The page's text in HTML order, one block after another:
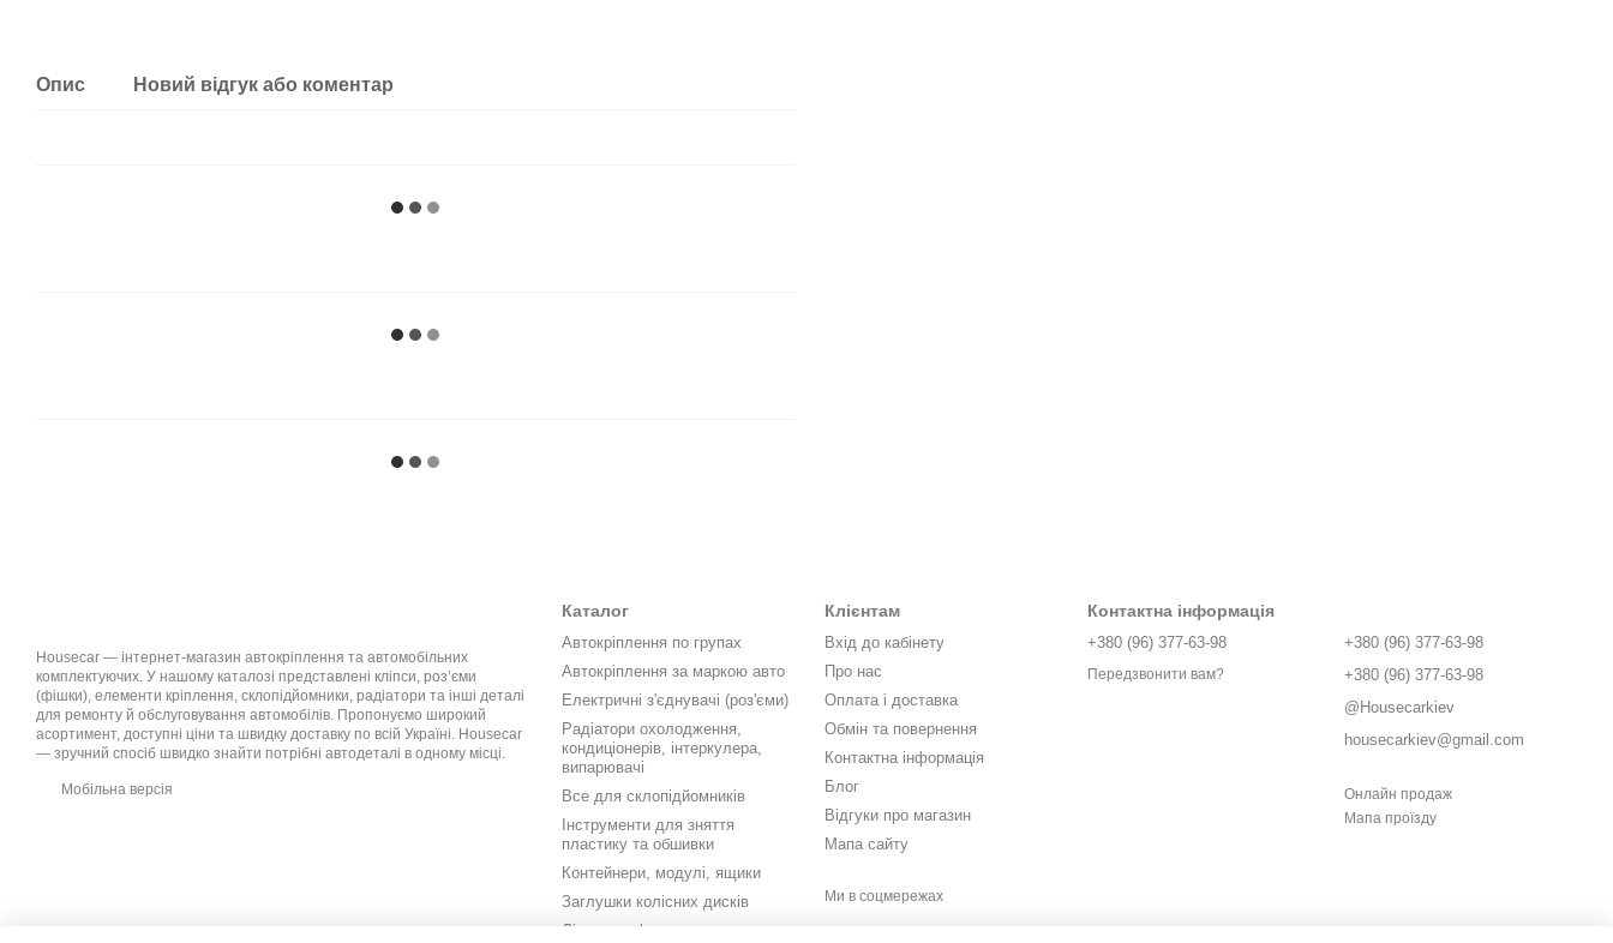
Опис Новий відгук або коментар
Housecar — інтернет-магазин автокріплення та автомобільних
комплектуючих. У нашому каталозі представлені кліпси, роз’єми
(фішки), елементи кріплення, склопідйомники, радіатори та інші деталі
для ремонту й обслуговування автомобілів. Пропонуємо широкий
асортимент, доступні ціни та швидку доставку по всій Україні. Housecar
— зручний спосіб швидко знайти потрібні автодеталі в одному місці.
Мобільна версія
Каталог
Автокріплення по групах
Автокріплення за маркою авто
Електричні з'єднувачі (роз'єми)
Радіатори охолодження,
кондиціонерів, інтеркулера,
випарювачі
Все для склопідйомників
Інструменти для зняття
пластику та обшивки
Контейнери, модулі, ящики
Заглушки колісних дисків
Літери, цифри, значки,
Клієнтам
Вхід до кабінету
Про нас
Оплата і доставка
Обмін та повернення
Контактна інформація
Блог
Відгуки про магазин
Мапа сайту
Ми в соцмережах
Контактна інформація
+380 (96) 377-63-98
Передзвонити вам?
+380 (96) 377-63-98
+380 (96) 377-63-98
@Housecarkiev
housecarkiev@gmail.com
Онлайн продаж
Мапа проїзду